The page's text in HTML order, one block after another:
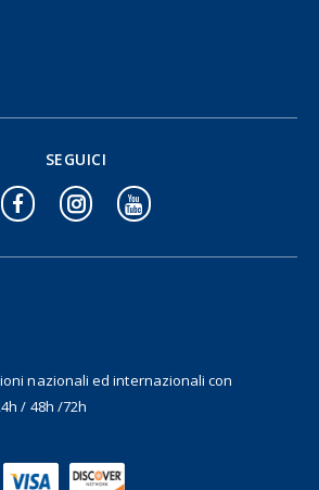
nazionali ed internazionalicon
/ 48h /72h
SEGUICI